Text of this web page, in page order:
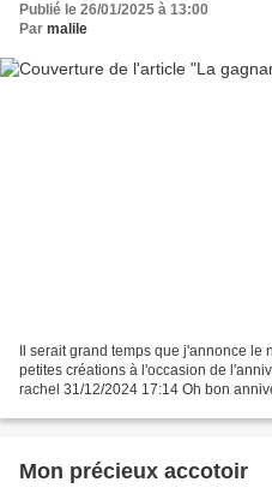
Publié le 26/01/2025 à 13:00
Par malile
Il serait grand temps que j'annonce le
petites créations à l'occasion de
rachel 31/12/2024 17:14 Oh bon
Mon précieux accotoir